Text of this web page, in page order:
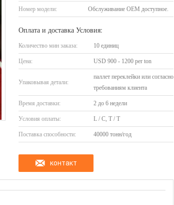
Номер модели: Обслуживание OEM доступное.
Оплата и доставка Условия:
Количество мин заказа: 10 единиц
Цена: USD 900 - 1200 per ton
Упаковывая детали:
паллет переклейки или согласно
требованиям клиента
Время доставки: 2 до 6 недели
Условия оплаты: L / C, T / T
Поставка способности: 40000 тонн/год
контакт